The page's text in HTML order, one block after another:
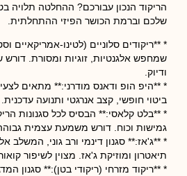
הריקוד הנכון עבורכם? ההחלטה תלויה
שלכם וברמת הכושר הפיזי ההתחלתית.
* **ריקודים סלוניים (לטינו-אמריקאיים
שמחפש אלגנטיות, זוגיות ומסורת. דורש
ודיוק.
* **היפ הופ ודאנס מודרני:** מתאים
ביטוי חופשי, קצב אנרגטי ותנועה עדכנית.
* **בלט קלאסי:** הבסיס לכל סגנונות
גמישות וכוח. דורש משמעת עצמית
* **ג'אז:** סגנון דינמי ורב גוני, המשלב
תיאטרון ומוזיקת ג'אז. מצוין לשיפור
* **ריקוד מזרחי (ריקודי בטן):** סגנון